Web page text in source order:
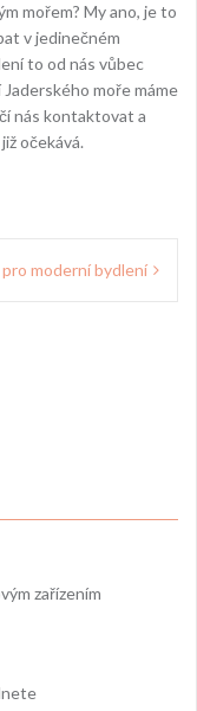
mořem? My ano, je to
v jedinečném
to od nás vůbec
moře máme
nás kontaktovat a
očekává.
moderní bydlení
zařízením